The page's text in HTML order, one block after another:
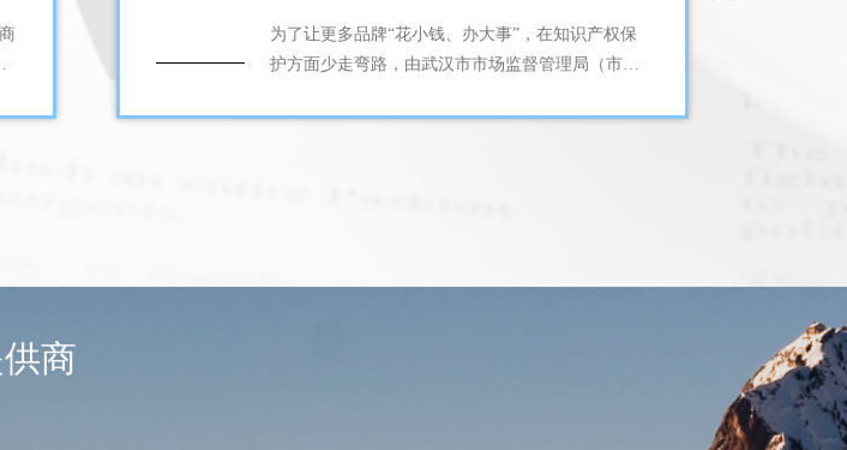
的本质 三、公共领域商标的权利行使边界 四、结语
为了让更多品牌“花小钱、办大事”，在知识产权保
护方面少走弯路，由武汉市市场监督管理局（市知
司、华进律师事务所共同主办的“品牌赋能·筑梦江
商